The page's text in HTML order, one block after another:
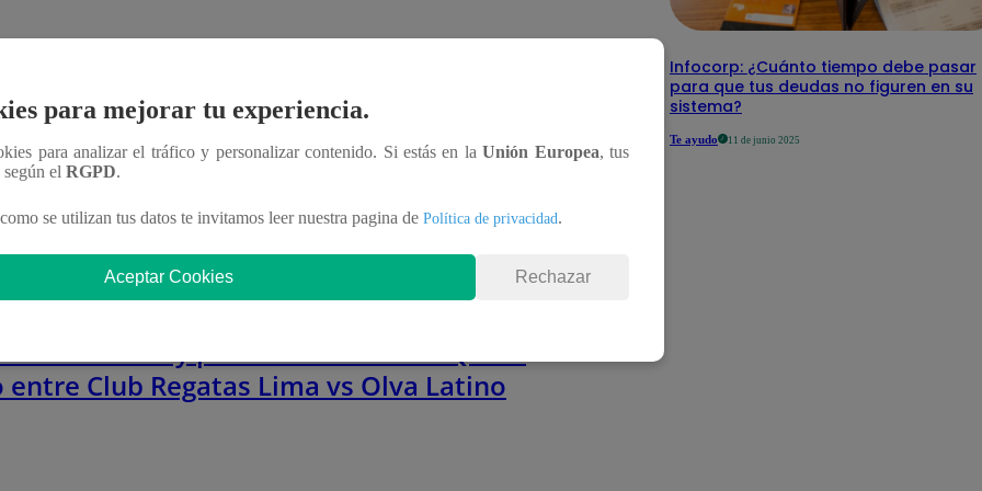
de Vóley por Latina: Revive AQUÍ el
Universitario de Deportes vs
Acosta
25 de enero 2026
Club Regatas Lima vs Olva Latino
Infocorp: ¿Cuánto tiempo debe pasar
para que tus deudas no figuren en su
sistema?
Te ayudo 11 de junio 2025
para mejorar tu experiencia.
para analizar el tráfico y personalizar contenido. Si estás en laUnión Europea, tus
según el RGPD.
se utilizan tus datos te invitamos leer nuestra pagina de Política de privacidad.
Aceptar Cookies Rechazar